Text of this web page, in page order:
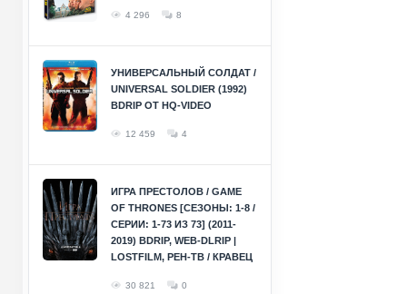
4 296 8
УНИВЕРСАЛЬНЫЙ СОЛДАТ /
UNIVERSAL SOLDIER (1992)
BDRIP ОТ HQ-VIDEO
12 459 4
ИГРА ПРЕСТОЛОВ / GAME
OF THRONES [СЕЗОНЫ: 1-8 /
СЕРИИ: 1-73 ИЗ 73] (2011-
2019) BDRIP, WEB-DLRIP |
LOSTFILM, РЕН-ТВ / КРАВЕЦ
30 821 0